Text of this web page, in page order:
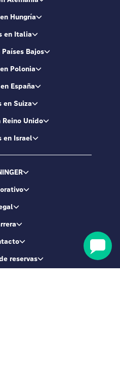
Hungría
en Italia
Bajos
Polonia
España
en Suiza
Unido
en Israel
reservas